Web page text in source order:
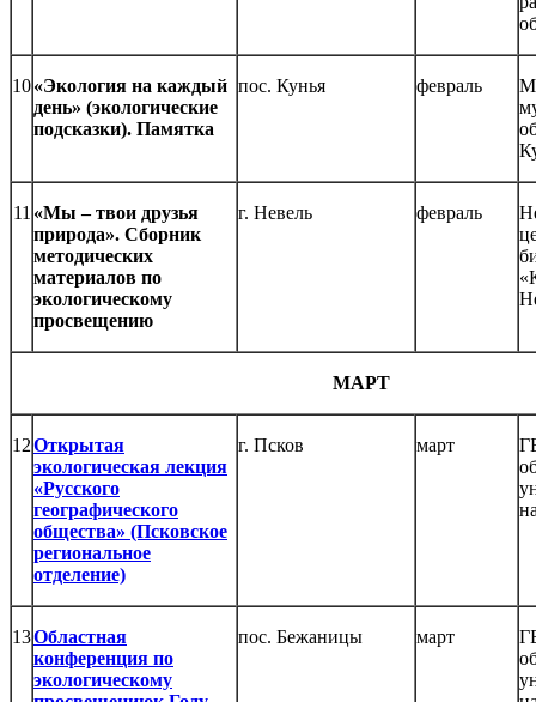
10«Экология на каждый
день» (экологические
подсказки). Памятка
пос. Кунья февраль
11 «Мы – твои друзья
природа». Сборник
методических
материалов по
экологическому
просвещению
г. Невель февраль
МАРТ
12Открытая
экологическая лекция
«Русского
географического
общества» (Псковское
региональное
отделение)
г. Псков март
13Областная
конференция по
экологическому
пос. Бежаницы март